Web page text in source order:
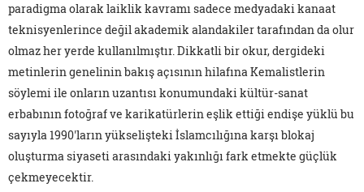
paradigma olarak laiklik kavramı sadece medyadaki kanaat
teknisyenlerince değil akademik alandakiler tarafından da olur
olmaz her yerde kullanılmıştır. Dikkatli bir okur, dergideki
metinlerin genelinin bakış açısının hilafına Kemalistlerin
söylemi ile onların uzantısı konumundaki kültür-sanat
erbabının fotoğraf ve karikatürlerin eşlik ettiği endişe yüklü bu
sayıyla 1990'ların yükselişteki İslamcılığına karşı blokaj
oluşturma siyaseti arasındaki yakınlığı fark etmekte güçlük
çekmeyecektir.